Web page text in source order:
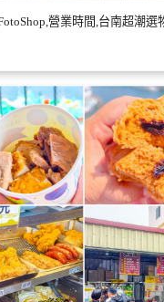
營業時間,台南超潮選